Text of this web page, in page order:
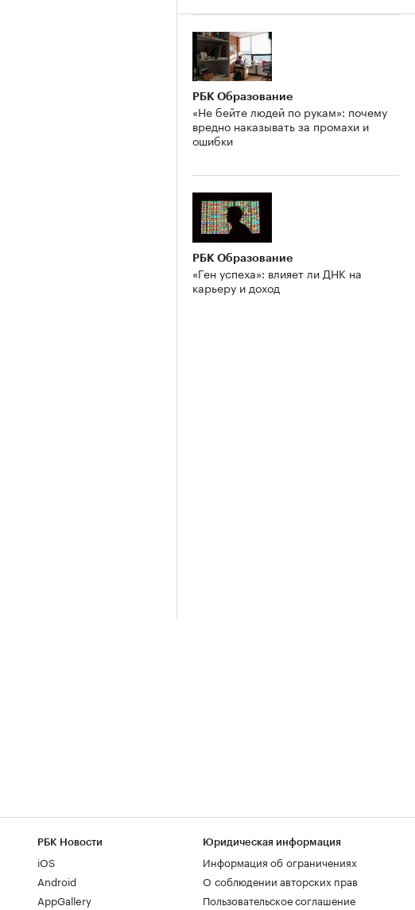
РБК Образование
«Не бейте людей по рукам»: почему
вредно наказывать за промахи и
ошибки
РБК Образование
«Ген успеха»: влияет ли ДНК на
карьеру и доход
РБК Новости
iOS
Android
AppGallery
Юридическая информация
Информация об ограничениях
О соблюдении авторских прав
Пользовательское соглашение